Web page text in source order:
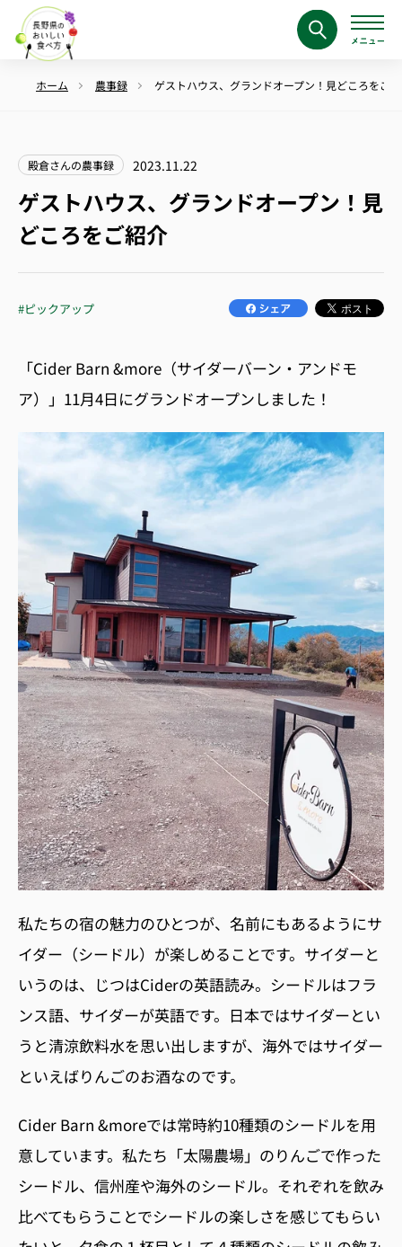
ホーム 農事録 ゲストハウス、グランドオープン！見どころをご
殿倉さんの農事録 2023.11.22
ゲストハウス、グランドオープン！見
どころをご紹介
#ピックアップ
「Cider Barn &more （サイダーバーン・アンドモ
ア）」 11月4日にグランドオープンしました！
私たちの宿の魅力のひとつが、名前にもあるようにサ
イダー（シードル）が楽しめることです。サイダーと
いうのは、じつはCiderの英語読み。シードルはフラ
ンス語、サイダーが英語です。日本ではサイダーとい
うと清涼飲料水を思い出しますが、海外ではサイダー
といえばりんごのお酒なのです。
Cider Barn &moreでは常時約10種類のシードルを用
意しています。私たち「太陽農場」のりんごで作った
シードル、信州産や海外のシードル。それぞれを飲み
比べてもらうことでシードルの楽しさを感じてもらい